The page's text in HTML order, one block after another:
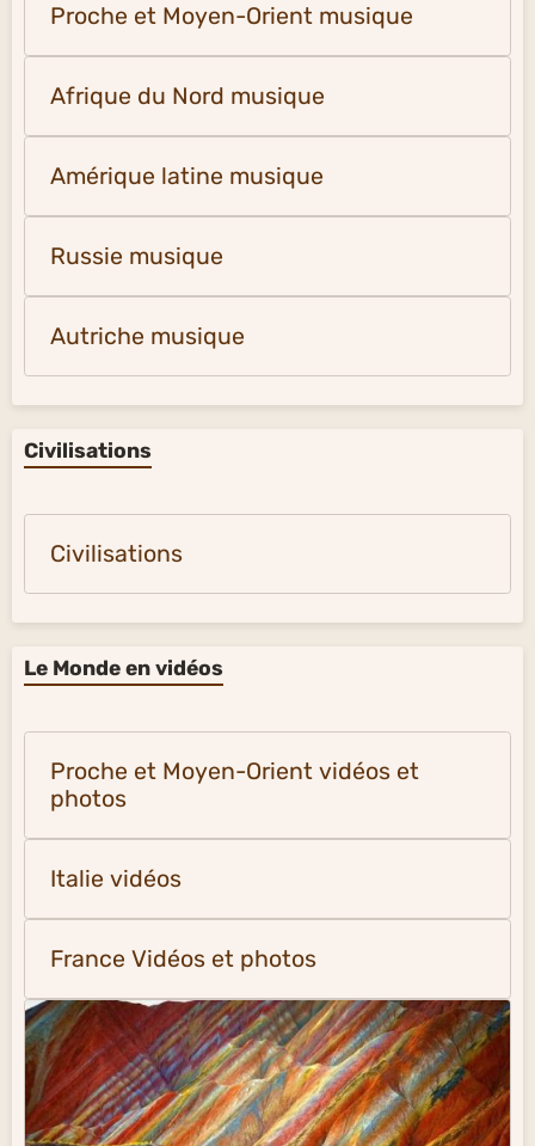
Proche et Moyen-Orient musique
Afrique du Nord musique
Amérique latine musique
Russie musique
Autriche musique
Civilisations
Civilisations
Le Monde en vidéos
Proche et Moyen-Orient vidéos et
photos
Italie vidéos
France Vidéos et photos